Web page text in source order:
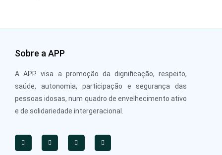
Sobre a APP
A APP visa a promoção da dignificação, respeito,
saúde, autonomia, participação e segurança das
pessoas idosas, num quadro de envelhecimento ativo
e de solidariedade intergeracional.